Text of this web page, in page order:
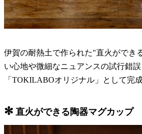
伊賀の耐熱土で作られた"直火ができ
い心地や微細なニュアンスの試行錯誤
「TOKILABOオリジナル」として完
✻ 直火ができる陶器マグカップ